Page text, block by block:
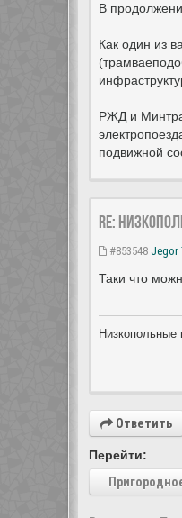
В
Как один из
РЖД и
подвижной
Re:
#853548 Jegor
Таки что
Ответить
Перейти: